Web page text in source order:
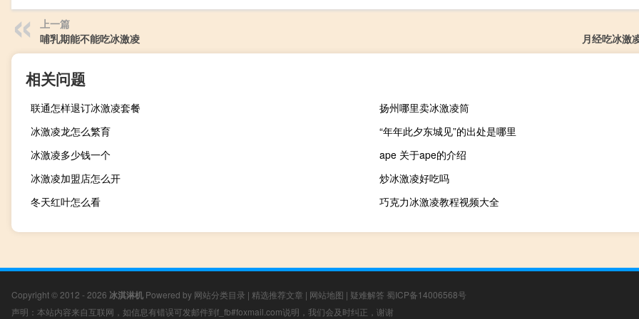
上一篇
哺乳期能不能吃冰激凌
月经吃冰激
相关问题
联通怎样退订冰激凌套餐
扬州哪里卖冰激凌筒
冰激凌龙怎么繁育
“年年此夕东城见”的出处是哪里
冰激凌多少钱一个
ape 关于ape的介绍
冰激凌加盟店怎么开
炒冰激凌好吃吗
冬天红叶怎么看
巧克力冰激凌教程视频大全
Copyright © 2012 - 2026 冰淇淋机 Powered by 网站分类目录 | 精选推荐文章 | 网站地图 | 疑难解答 蜀ICP备14006568号
声明：本站内容来自互联网，如信息有错误可发邮件到f_fb#foxmail.com说明，我们会及时纠正，谢谢